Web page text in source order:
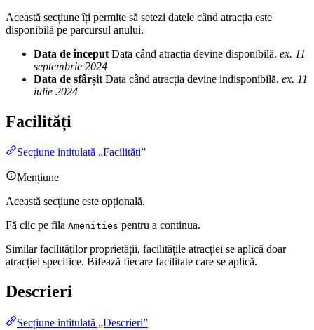
Această secțiune îți permite să setezi datele când atracția este
disponibilă pe parcursul anului.
Data de început Data când atracția devine disponibilă. ex. 11
septembrie 2024
Data de sfârșit Data când atracția devine indisponibilă. ex. 11
iulie 2024
Facilități
Secțiune intitulată „Facilități”
Mențiune
Această secțiune este opțională.
Fă clic pe fila Amenities pentru a continua.
Similar facilităților proprietății, facilitățile atracției se aplică doar
atracției specifice. Bifează fiecare facilitate care se aplică.
Descrieri
Secțiune intitulată „Descrieri”